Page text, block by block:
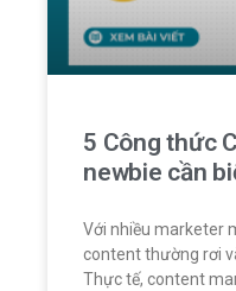
5 Công thức
newbie cần
Với nhiều marketer
content thường rơi
Thực tế, content